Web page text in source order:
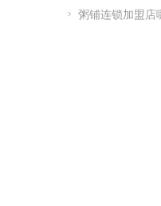
品牌推荐
粥铺连锁加盟店